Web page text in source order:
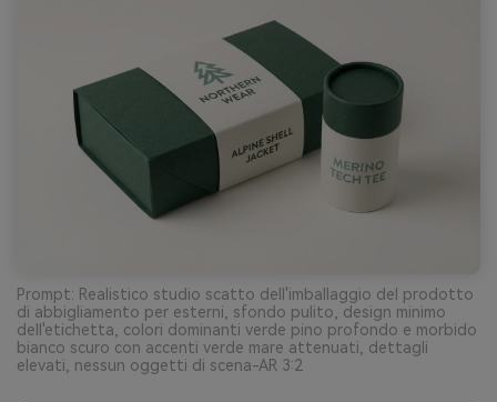
Prompt: Realistico studio scatto dell'imballaggio del prodotto
di abbigliamento per esterni, sfondo pulito, design minimo
dell'etichetta, colori dominanti verde pino profondo e morbido
bianco scuro con accenti verde mare attenuati, dettagli
elevati, nessun oggetti di scena-AR 3:2